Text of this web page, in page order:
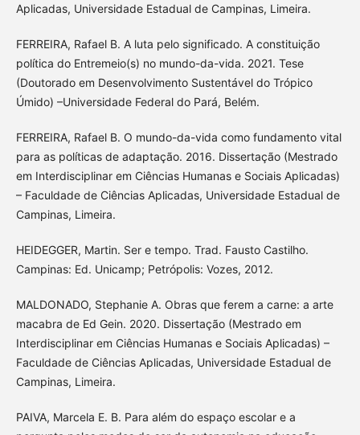
Aplicadas, Universidade Estadual de Campinas, Limeira.
FERREIRA, Rafael B. A luta pelo significado. A constituição
política do Entremeio(s) no mundo-da-vida. 2021. Tese
(Doutorado em Desenvolvimento Sustentável do Trópico
Úmido) –Universidade Federal do Pará, Belém.
FERREIRA, Rafael B. O mundo-da-vida como fundamento vital
para as políticas de adaptação. 2016. Dissertação (Mestrado
em Interdisciplinar em Ciências Humanas e Sociais Aplicadas)
– Faculdade de Ciências Aplicadas, Universidade Estadual de
Campinas, Limeira.
HEIDEGGER, Martin. Ser e tempo. Trad. Fausto Castilho.
Campinas: Ed. Unicamp; Petrópolis: Vozes, 2012.
MALDONADO, Stephanie A. Obras que ferem a carne: a arte
macabra de Ed Gein. 2020. Dissertação (Mestrado em
Interdisciplinar em Ciências Humanas e Sociais Aplicadas) –
Faculdade de Ciências Aplicadas, Universidade Estadual de
Campinas, Limeira.
PAIVA, Marcela E. B. Para além do espaço escolar e a